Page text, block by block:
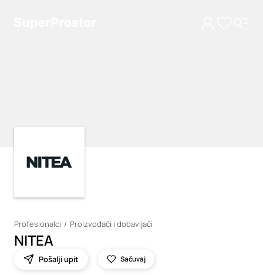
Profesionalci Proizvođači i dobavljači
NITEA
Pošalji upit Sačuvaj